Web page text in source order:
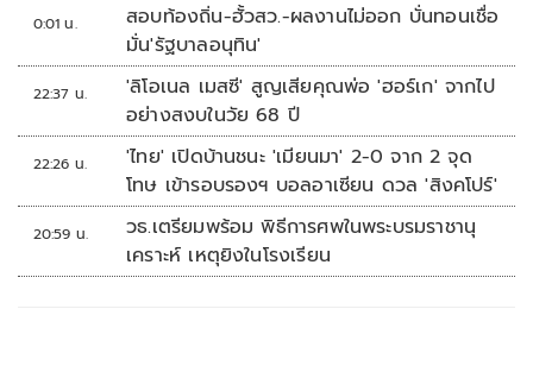
0:01 น.
สอบท้องถิ่น-ฮั้วสว.-ผลงานไม่ออก บั่นทอนเชื่อ
มั่น'รัฐบาลอนุทิน'
22:37 น.
'ลิโอเนล เมสซี' สูญเสียคุณพ่อ 'ฮอร์เก' จากไป
อย่างสงบในวัย 68 ปี
22:26 น.
'ไทย' เปิดบ้านชนะ 'เมียนมา' 2-0 จาก 2 จุด
โทษ เข้ารอบรองฯ บอลอาเซียน ดวล 'สิงคโปร์'
20:59 น.
วธ.เตรียมพร้อม พิธีการศพในพระบรมราชานุ
เคราะห์ เหตุยิงในโรงเรียน